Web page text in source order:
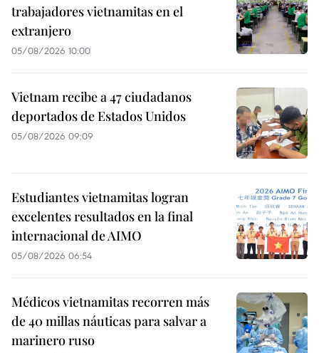
trabajadores vietnamitas en el
extranjero
05/08/2026 10:00
Vietnam recibe a 47 ciudadanos
deportados de Estados Unidos
05/08/2026 09:09
Estudiantes vietnamitas logran
excelentes resultados en la final
internacional de AIMO
05/08/2026 06:54
Médicos vietnamitas recorren más
de 40 millas náuticas para salvar a
marinero ruso